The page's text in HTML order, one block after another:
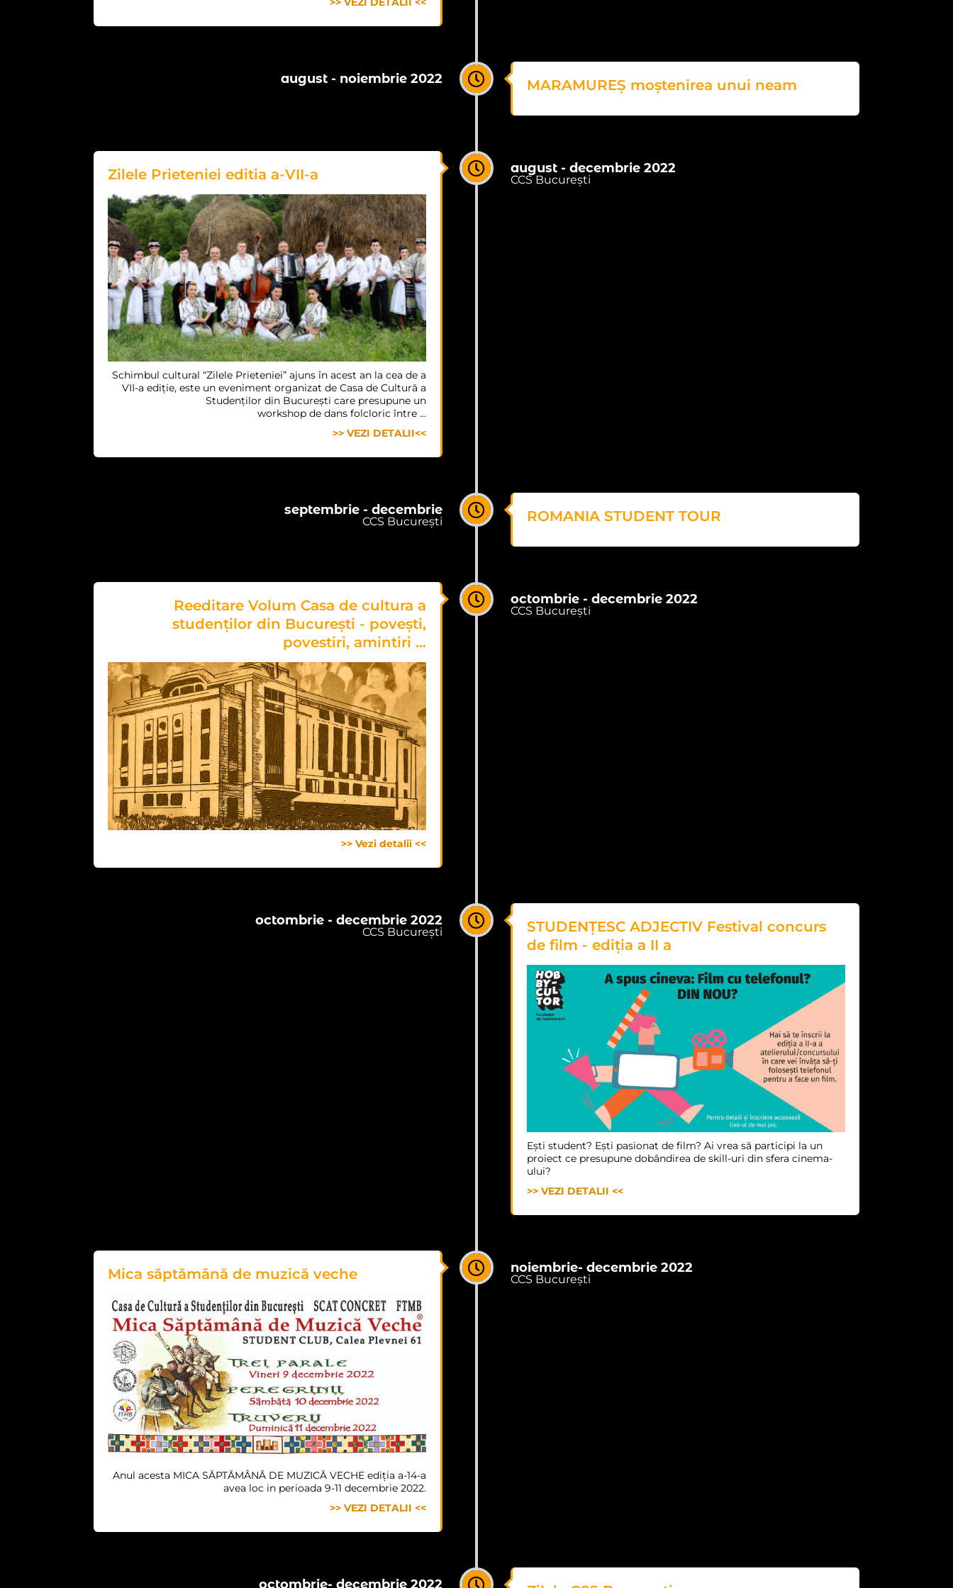
august - noiembrie 2022 MARAMUREȘ moștenirea unui neam
august - decembrie 2022
CCS București
Zilele Prieteniei editia a-VII-a
Schimbul cultural “Zilele Prieteniei” ajuns în acest an la cea de a
VII-a ediție, este un eveniment organizat de Casa de Cultură a
Studenților din București care presupune un
workshop de dans folcloric între ...
>> VEZI DETALII<<
septembrie - decembrie
CCS București ROMANIA STUDENT TOUR
octombrie - decembrie 2022
CCS București
Reeditare Volum Casa de cultura a
studenților din București - povești,
povestiri, amintiri ...
>> Vezi detalii <<
octombrie - decembrie 2022
CCS București
STUDENȚESC ADJECTIV Festival concurs
de film - ediția a II a
Ești student? Ești pasionat de film? Ai vrea să participi la un
proiect ce presupune dobândirea de skill-uri din sfera cinema-
ului?
>> VEZI DETALII <<
noiembrie- decembrie 2022
CCS București
Mica săptămână de muzică veche
Anul acesta MICA SĂPTĂMÂNĂ DE MUZICĂ VECHE ediția a-14-a​
avea loc in perioada 9-11 decembrie 2022.
>> VEZI DETALII <<
octombrie- decembrie 2022